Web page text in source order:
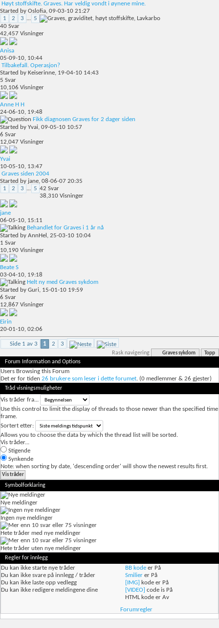
Høyt stoffskifte. Graves. Har veldig vondt i øynene mine.
Started by Oslofia, 09-03-10 21:27
1
2 3 ... 5
40 Svar
42,457 Visninger
Anisa
05-09-10, 10:44
Tilbakefall. Operasjon?
Started by Keiserinne, 19-04-10 14:43
5 Svar
10,106 Visninger
Anne H H
24-06-10, 19:48
Fikk diagnosen Graves for 2 dager siden
Started by Yvai, 09-05-10 10:57
6 Svar
12,047 Visninger
Yvai
10-05-10, 13:47
Graves siden 2004
Started by jane, 08-06-07 20:35
1
2 3 ... 5 42 Svar
38,310 Visninger
jane
06-05-10, 15:11
Behandlet for Graves i 1 år nå
Started by AnnHel , 25-03-10 10:04
1 Svar
10,190 Visninger
Beate S
03-04-10, 19:18
Helt ny med Graves sykdom
Started by Guri, 15-01-10 19:59
6 Svar
12,867 Visninger
Eirin
20-01-10, 02:06
Side 1 av 3 1 2 3
Rask navigering Graves sykdom Topp
Forum Information and Options
Users Browsing this Forum
Det er for tiden 26 brukere som leser i dette forumet. (0 medlemmer & 26 gjester)
Tråd visningsmuligheter
Vis tråder fra...
Use this control to limit the display of threads to those newer than the specified time
frame.
Sortert etter:
Allows you to choose the data by which the thread list will be sorted.
Vis tråder...
Stigende
Synkende
Note: when sorting by date, 'descending order' will show the newest results first.
Symbolforklaring
Nye meldinger
Ingen nye meldinger
Hete tråder med nye meldinger
Hete tråder uten nye meldinger
Regler for innlegg
Du kan ikke starte nye tråder
Du kan ikke svare på innlegg / tråder
Du kan ikke laste opp vedlegg
Du kan ikke redigere meldingene dine
BB kode er På
Smilier er På
[IMG] kode er På
[VIDEO] code is På
HTML kode erAv
Forumregler